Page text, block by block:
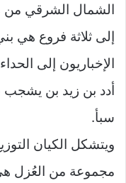
الشمال الشرقي من
إلى ثلاثة فروع هي
الإخباريون إلى
أدد بن زيد بن يشجب
سبأ.
ويتشكل الكيان
مجموعة من العُزل